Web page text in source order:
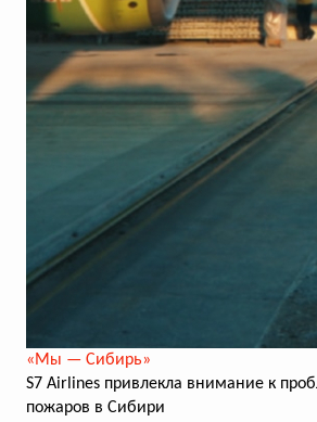
«Мы — Сибирь»
S7 Airlines привлекла внимание к
пожаров в Сибири